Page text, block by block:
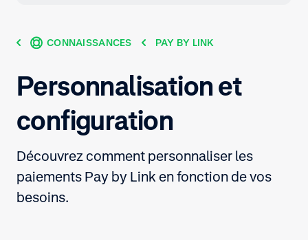
CONNAISSANCES PAY BY LINK
Personnalisation et
configuration
Découvrez comment personnaliser les
paiements Pay by Link en fonction de vos
besoins.